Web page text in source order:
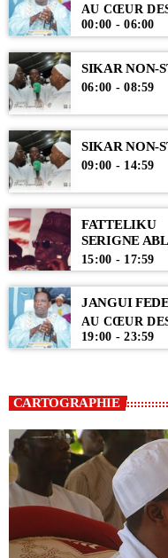
AU CŒUR
00:00 - 06:00
SIKAR NON-
06:00 - 08:59
SIKAR NON-
09:00 - 14:59
FATTELIKU
SERIGNE
15:00 - 17:59
JANGUI
AU CŒUR
19:00 - 23:59
CARTOGRAPHIE